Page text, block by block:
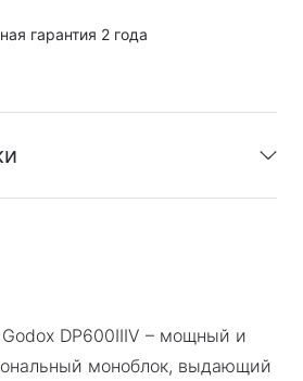
гарантия 2 года
DP600IIIV – мощный и
моноблок, выдающий